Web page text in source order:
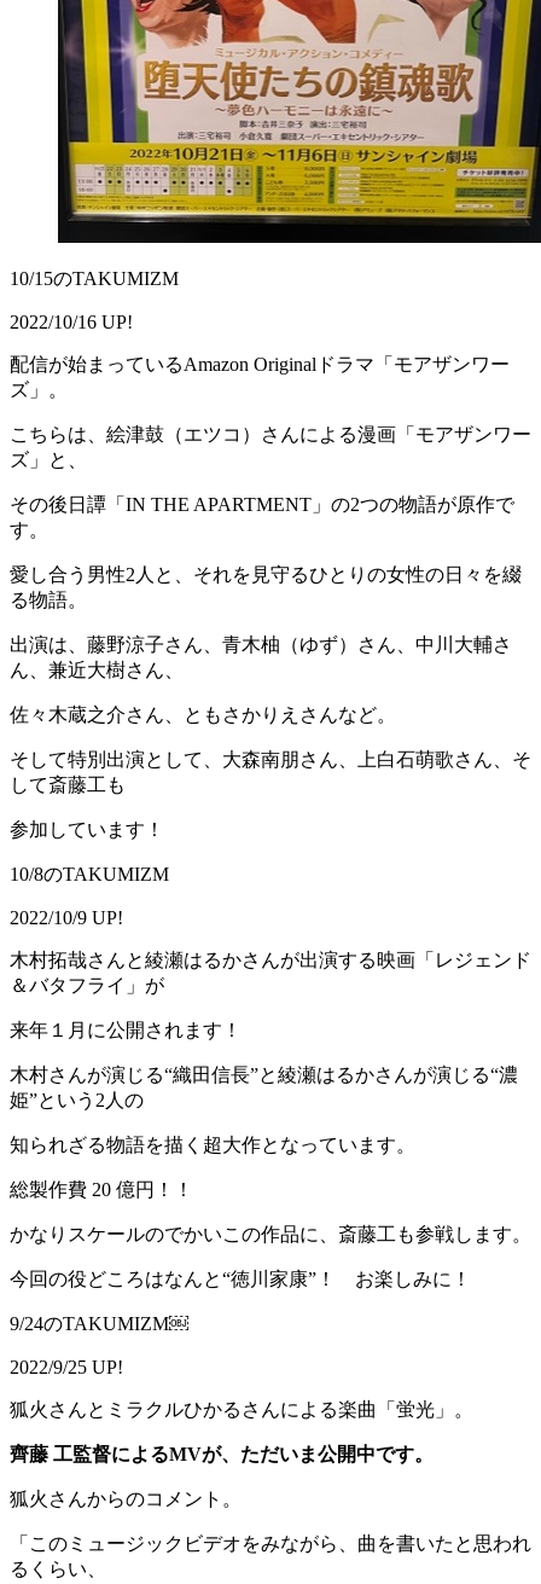
10/15のTAKUMIZM
2022/10/16 UP!
配信が始まっているAmazon Originalドラマ「モアザンワー
ズ」。
こちらは、絵津鼓（エツコ）さんによる漫画「モアザンワー
ズ」と、
その後日譚「IN THE APARTMENT」の2つの物語が原作で
す。
愛し合う男性2人と、それを見守るひとりの女性の日々を綴
る物語。
出演は、藤野涼子さん、青木柚（ゆず）さん、中川大輔さ
ん、兼近大樹さん、
佐々木蔵之介さん、ともさかりえさんなど。
そして特別出演として、大森南朋さん、上白石萌歌さん、そ
して斎藤工も
参加しています！
10/8のTAKUMIZM
2022/10/9 UP!
木村拓哉さんと綾瀬はるかさんが出演する映画「レジェンド
＆バタフライ」が
来年１月に公開されます！
木村さんが演じる“織田信長”と綾瀬はるかさんが演じる“濃
姫”という2人の
知られざる物語を描く超大作となっています。
総製作費 20 億円！！
かなりスケールのでかいこの作品に、斎藤工も参戦します。
今回の役どころはなんと“徳川家康”！ お楽しみに！
9/24のTAKUMIZM￼
2022/9/25 UP!
狐火さんとミラクルひかるさんによる楽曲「蛍光」。
齊藤 工監督によるMVが、ただいま公開中です。
狐火さんからのコメント。
「このミュージックビデオをみながら、曲を書いたと思われ
るくらい、